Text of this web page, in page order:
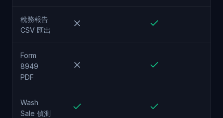
稅務報告
CSV 匯出
Form
8949
PDF
Wash
Sale 偵測